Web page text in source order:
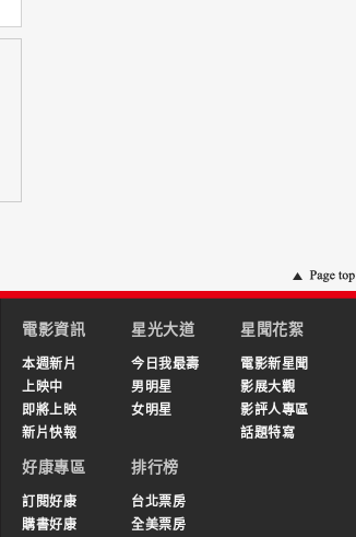
電影資訊
本週新片
上映中
即將上映
新片快報
星光大道
今日我最壽
男明星
女明星
星聞花絮
電影新星聞
影展大觀
影評人專區
話題特寫
好康專區
訂閱好康
購書好康
排行榜
台北票房
全美票房